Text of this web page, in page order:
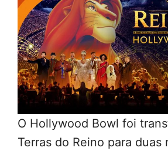
O Hollywood Bowl foi
Terras do Reino para duas